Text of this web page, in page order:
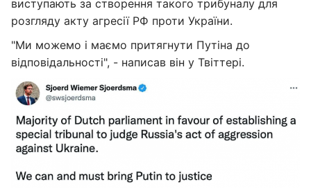
виступають за створення такого трибуналу для
розгляду акту агресії РФ проти України.
"Ми можемо і маємо притягнути Путіна до
відповідальності", - написав він у Твіттері.